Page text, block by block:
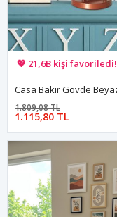
🚚 Hızlı teslimat
💖 21,6B kişi favoriledi!
💸 Sepette 100 TL
1.115,80 TL
1.809,08 TL